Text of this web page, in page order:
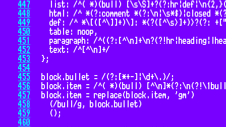
447
448
449
450
451
452
453
454
455
456
457
458
459
460